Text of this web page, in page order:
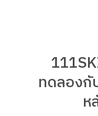
ทดลองกั
ห